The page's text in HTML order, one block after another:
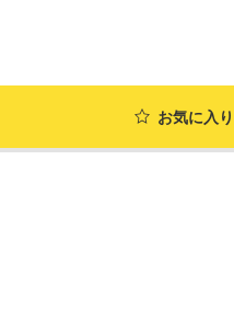
お気に入